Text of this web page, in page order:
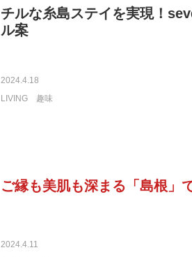
チルな糸島ステイを実現！
ル案
2024.4.18
LIVING
趣味
ご縁も美肌も深まる「島根」
2024.4.11